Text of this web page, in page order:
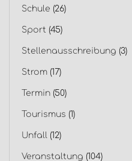
Schule (26)
Sport (45)
Stellenausschreibung (3)
Strom (17)
Termin (50)
Tourismus (1)
Unfall (12)
Veranstaltung (104)